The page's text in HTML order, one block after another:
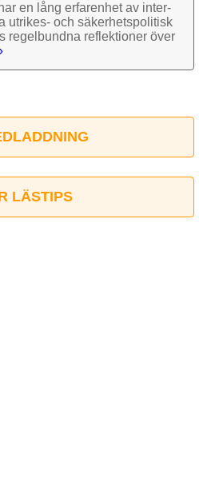
en lång erfarenhet av inter­
utrikes- och säkerhets­politisk
regel­bundna reflek­tioner över
LÄSTIPS